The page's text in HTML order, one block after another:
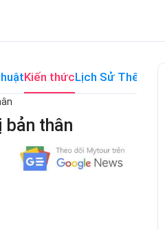
Kiến thứcLịch Sử Thế Giới
bản thân